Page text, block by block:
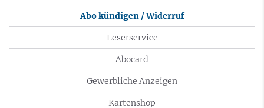
Abo kündigen / Widerruf
Leserservice
Abocard
Gewerbliche Anzeigen
Kartenshop